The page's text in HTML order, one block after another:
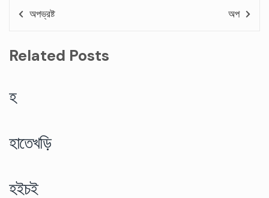
অপভ্রষ্ট
অপ
Related Posts
হ
হাতেখড়ি
হইচই